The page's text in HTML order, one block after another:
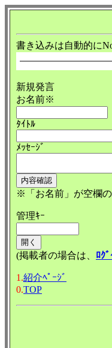
書き込みは自動的に
新規発言
お名前※
ﾀｲﾄﾙ
ﾒｯｾｰｼﾞ
※「お名前」が空欄
管理ｷｰ
(掲載者の場合は、 ﾛｸ
1.紹介ﾍﾟｰｼﾞ
0.TOP